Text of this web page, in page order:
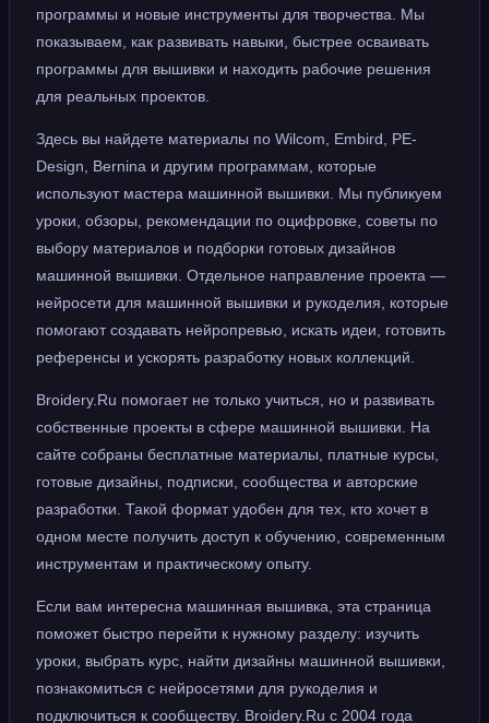
программы и новые инструменты для творчества. Мы
показываем, как развивать навыки, быстрее осваивать
программы для вышивки и находить рабочие решения
для реальных проектов.
Здесь вы найдете материалы по Wilcom, Embird, PE-
Design, Bernina и другим программам, которые
используют мастера машинной вышивки. Мы публикуем
уроки, обзоры, рекомендации по оцифровке, советы по
выбору материалов и подборки готовых дизайнов
машинной вышивки. Отдельное направление проекта —
нейросети для машинной вышивки и рукоделия, которые
помогают создавать нейропревью, искать идеи, готовить
референсы и ускорять разработку новых коллекций.
Broidery.Ru помогает не только учиться, но и развивать
собственные проекты в сфере машинной вышивки. На
сайте собраны бесплатные материалы, платные курсы,
готовые дизайны, подписки, сообщества и авторские
разработки. Такой формат удобен для тех, кто хочет в
одном месте получить доступ к обучению, современным
инструментам и практическому опыту.
Если вам интересна машинная вышивка, эта страница
поможет быстро перейти к нужному разделу: изучить
уроки, выбрать курс, найти дизайны машинной вышивки,
познакомиться с нейросетями для рукоделия и
подключиться к сообществу. Broidery.Ru с 2004 года